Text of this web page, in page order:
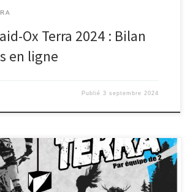
Ox Terra 2024 : Bilan
en ligne
Publié3 septembre 2024